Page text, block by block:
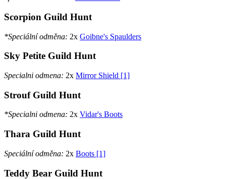
Scorpion Guild Hunt
*Speciální odměna: 2x Goibne's Spaulders
Sky Petite Guild Hunt
Specialni odmena: 2x Mirror Shield [1]
Strouf Guild Hunt
*Specialni odmena: 2x Vidar's Boots
Thara Guild Hunt
Speciální odměna: 2x Boots [1]
Teddy Bear Guild Hunt